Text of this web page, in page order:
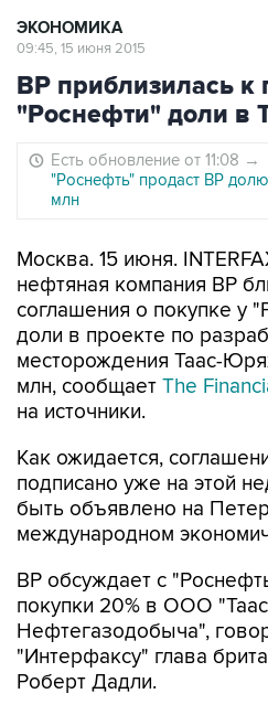
ЭКОНОМИКА
09:45, 15 июня 2015
ВР приблизилась к
"Роснефти" доли в
Есть обновление от 11:08 →
"Роснефть" продаст ВР
млн
Москва. 15 июня.
нефтяная компания ВР
соглашения о покупке у
доли в проекте по
месторождения Таас-
млн, сообщает The
на источники.
Как ожидается,
подписано уже на этой
быть объявлено на
международном
BP обсуждает с
покупки 20% в ООО
Нефтегазодобыча",
"Интерфаксу" глава
Роберт Дадли.